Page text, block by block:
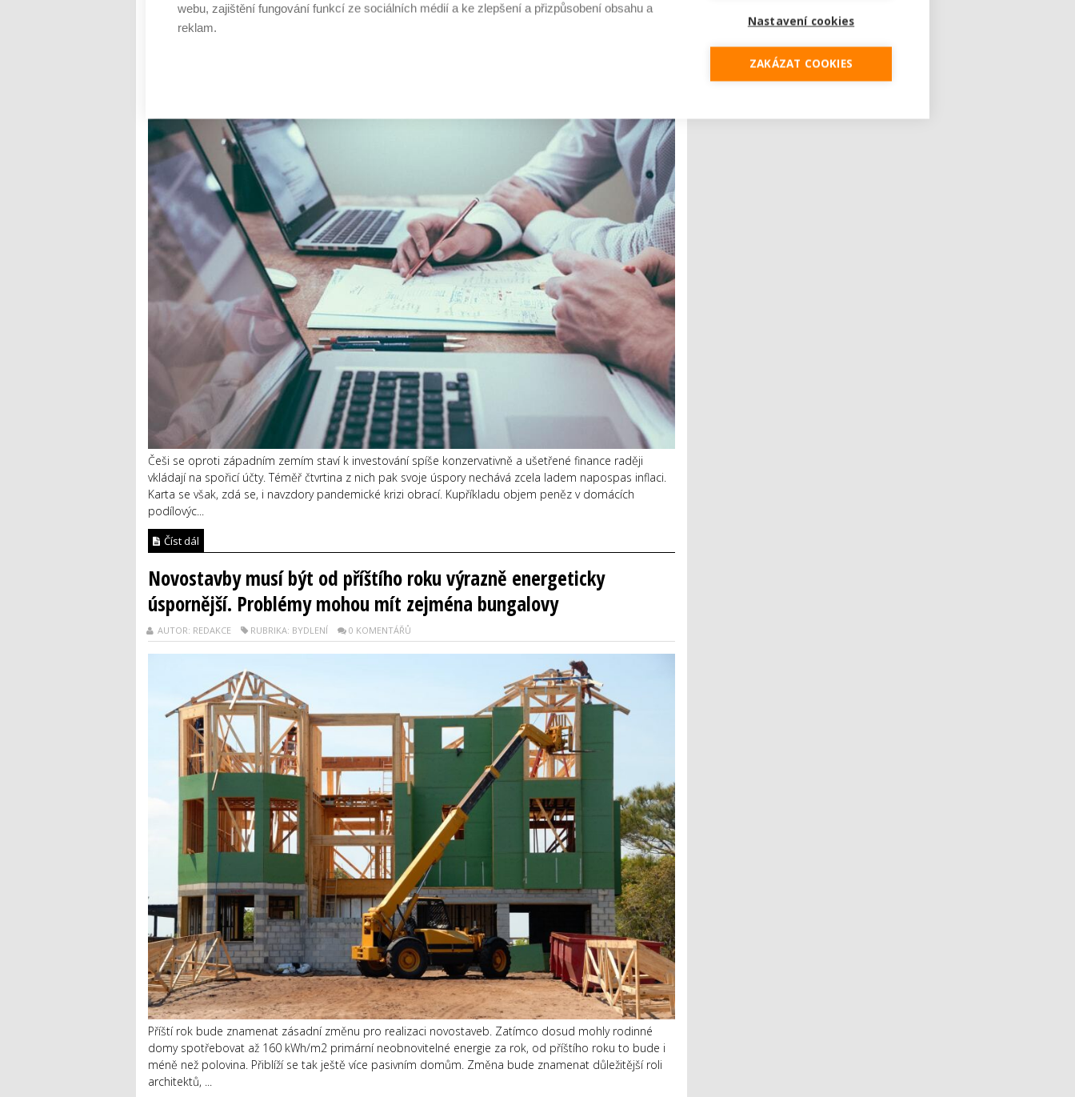
Důvěra Čechů v investování roste. Řada z nich však stále nechává
Češi se oproti západním zemím staví k investování spíše konzervativně a ušetřené finance raději
vkládají na spořicí účty. Téměř čtvrtina z nich pak svoje úspory nechává zcela ladem napospas inflaci.
Karta se však, zdá se, i navzdory pandemické krizi obrací. Kupříkladu objem peněz v domácích
podílovýc...
Číst dál
Novostavby musí být od příštího roku výrazně energeticky
úspornější. Problémy mohou mít zejména bungalovy
AUTOR: REDAKCE RUBRIKA: BYDLENÍ 0 KOMENTÁŘŮ
Příští rok bude znamenat zásadní změnu pro realizaci novostaveb. Zatímco dosud mohly rodinné
domy spotřebovat až 160 kWh/m2 primární neobnovitelné energie za rok, od příštího roku to bude i
méně než polovina. Přiblíží se tak ještě více pasivním domům. Změna bude znamenat důležitější roli
architektů, ...
webu, zajištění fungování funkcí ze sociálních médií a ke zlepšení a přizpůsobení obsahu a
reklam.
Nastavení cookies
ZAKÁZAT COOKIES